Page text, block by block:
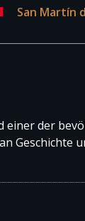
San Martín
einer der
Geschichte